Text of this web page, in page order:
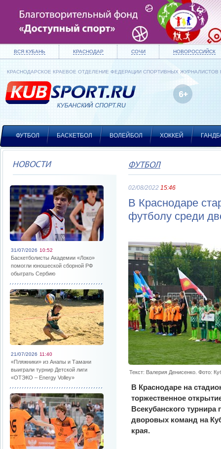
ВСЯ КУБАНЬ КРАСНОДАР СОЧИ НОВОРОССИЙСК
КРАСНОДАРСКОЕ КРАЕВОЕ ОТДЕЛЕНИЕ ФЕДЕРАЦИИ СПОРТИВНЫХ ЖУРНАЛИСТОВ
ФУТБОЛ БАСКЕТБОЛ ВОЛЕЙБОЛ ХОККЕЙ
НОВОСТИ
31/07/2026 10:52
Баскетболисты Академии «Локо»
помогли юношеской сборной РФ
обыграть Сербию
21/07/2026 11:40
«Пляжники» из Анапы и Тамани
выиграли турнир Детской лиги
«ОТЭКО – Energy Volley»
ФУТБОЛ
02/08/2022 15:46
В Краснодаре
футболу среди
Текст: Валерия Денисенко. Фото:
В Краснодаре на
торжественное
Всекубанского
дворовых команд на
края.